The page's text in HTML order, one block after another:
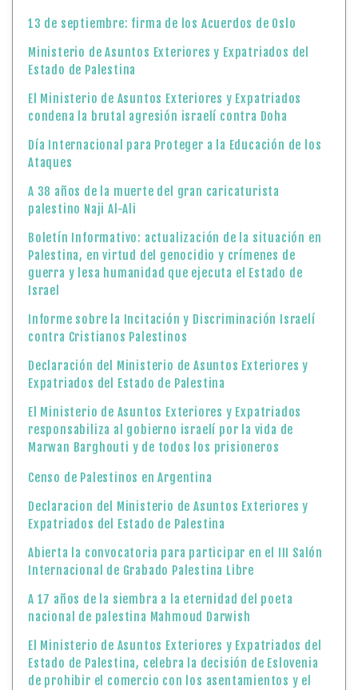
13 de septiembre: firma de los Acuerdos de Oslo
Ministerio de Asuntos Exteriores y Expatriados del
Estado de Palestina
El Ministerio de Asuntos Exteriores y Expatriados
condena la brutal agresión israelí contra Doha
Día Internacional para Proteger a la Educación de los
Ataques
A 38 años de la muerte del gran caricaturista
palestino Naji Al-Ali
Boletín Informativo: actualización de la situación en
Palestina, en virtud del genocidio y crímenes de
guerra y lesa humanidad que ejecuta el Estado de
Israel
Informe sobre la Incitación y Discriminación Israelí
contra Cristianos Palestinos
Declaración del Ministerio de Asuntos Exteriores y
Expatriados del Estado de Palestina
El Ministerio de Asuntos Exteriores y Expatriados
responsabiliza al gobierno israelí por la vida de
Marwan Barghouti y de todos los prisioneros
Censo de Palestinos en Argentina
Declaracion del Ministerio de Asuntos Exteriores y
Expatriados del Estado de Palestina
Abierta la convocatoria para participar en el III Salón
Internacional de Grabado Palestina Libre
A 17 años de la siembra a la eternidad del poeta
nacional de palestina Mahmoud Darwish
El Ministerio de Asuntos Exteriores y Expatriados del
Estado de Palestina, celebra la decisión de Eslovenia
de prohibir el comercio con los asentamientos y el